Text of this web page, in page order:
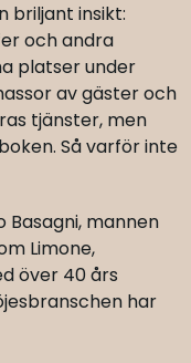
briljant insikt:
och andra
platser under
av gäster och
tjänster, men
Så varför inte
Basagni, mannen
Limone,
över 40 års
har